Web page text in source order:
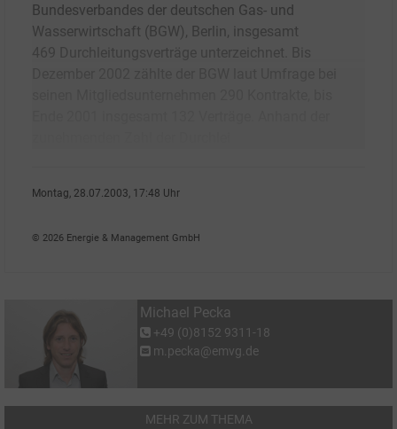
Bundesverbandes der deutschen Gas- und
Wasserwirtschaft (BGW), Berlin, insgesamt
469 Durchleitungsverträge unterzeichnet. Bis
Montag, 28.07.2003, 17:48 Uhr
© 2026 Energie & Management GmbH
Michael Pecka
+49 (0)8152 9311-18
m.pecka@emvg.de
MEHR ZUM THEMA